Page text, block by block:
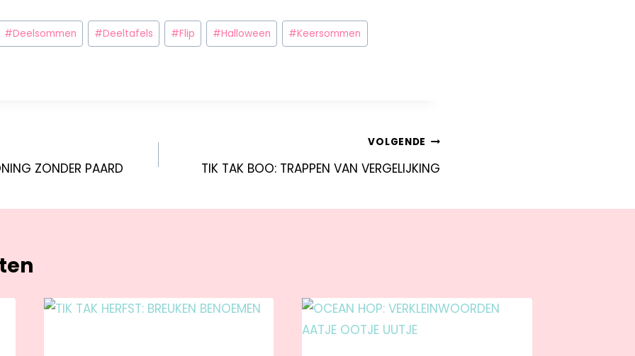
#Deelsommen #Deeltafels #Flip #Halloween #Keersommen
ZONDER PAARD
VOLGENDE
TIK TAK BOO: TRAPPEN VAN VERGELIJKING